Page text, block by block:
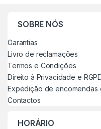
SOBRE NÓS
Garantias
Livro de reclamações
Termos e Condições
Direito à Privacidade e
Expedição de encomendas
Contactos
HORÁRIO